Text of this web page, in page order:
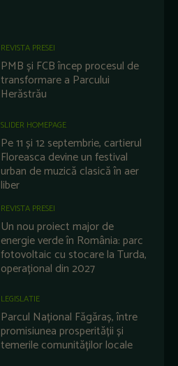
REVISTA PRESEI
PMB și FCB încep procesul de
transformare a Parcului
Herăstrău
SLIDER HOMEPAGE
Pe 11 și 12 septembrie, cartierul
Floreasca devine un festival
urban de muzică clasică în aer
liber
REVISTA PRESEI
Un nou proiect major de
energie verde în România: parc
fotovoltaic cu stocare la Turda,
operațional din 2027
LEGISLATIE
Parcul Național Făgăraș, între
promisiunea prosperității și
temerile comunităților locale